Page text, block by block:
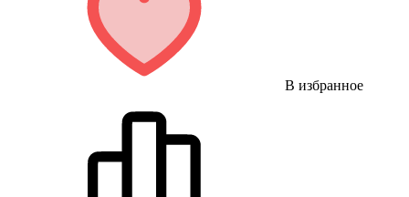
В избранное